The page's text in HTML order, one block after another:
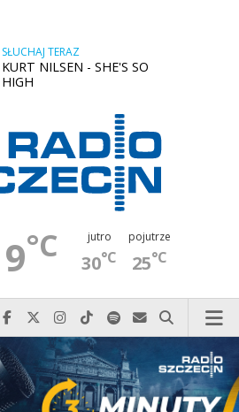
SŁUCHAJ TERAZ
KURT NILSEN - SHE'S SO
HIGH
9°C jutro
30°C
pojutrze
25°C
Najlepiej po prostu do nas zadzwoń
Odwiedź nas na Facebook-u
Odwiedź nas na X
Odwiedź nas na Instagram-ie
Odwiedź nas na TikTok-u
Szukaj nas na Spotify
Wyślij do nas
Szukaj